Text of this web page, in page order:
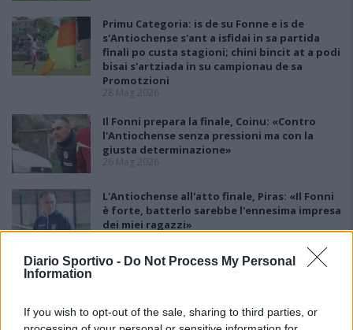
Diario Sportivo - Do Not Process My Personal
Information
If you wish to opt-out of the sale, sharing to third parties, or
Primu Categoria: is de su Fonne e is de
s'Antiochense s'ant a isfidai in sa partida
finali po custa stagioni; chini bincit at a podi
bisai s'artziada in su campionau de sa
Promotzioni
28 Mag 2026
Il Fonni prepara la finale, Coinu: «Contro
l'Antiochense senza pressioni ma con la
giusta determinazione»
26 Mag 2026
L'Antiochense all'atto finale, Piras: «Il Fonni
è forte, batterlo sarebbe l'ennesima impresa
dei miei ragazzi»
26 Mag 2026
Playout: Sestu, Santa Giusta, Silanus e
25 Mag 2026